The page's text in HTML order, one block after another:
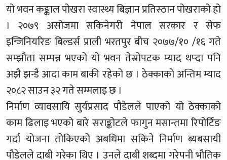
यो भवन कङ्काल पोखरा स्वास्थ्य बिज्ञान प्रतिस्ठान पोखराको हो
। २०७९ असोजमा सकिनेगरी नेपाल सरकार र सेफ
इन्जिनियरिङ बिल्डर्स प्राली भरतपुर बीच २०७७/१० /१६ गते
सम्झौता सम्पन्न भएको यो भवन तेस्रोपटक म्याद थप्दा पनि
अझै झन्डै आदा काम बाकी रहेको छ । ठेक्काको अन्तिम म्याद
२०८२ साउन ३२ गते सम्मलाइ छ ।
निर्माण व्यावसायि सुर्यप्रसाद पौडेलले पाएको यो ठेक्काको
काम ढिलाइ भएको बारे सराङ्कोटले फागुन मसान्तमा रिपोर्टिङ
गर्दा योजना तोकिएको अबधिमा सकिने निर्माण ब्यबसायी
पौडेलले दाबी गरेका थिए । उनले दाबी शब्दमा गरेपनी भौतिक